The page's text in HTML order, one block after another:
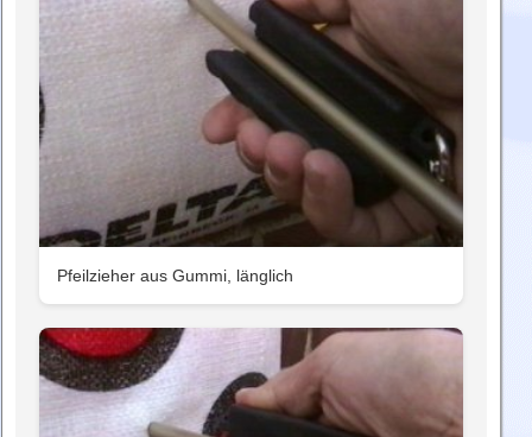
Pfeilzieher aus Gummi, länglich